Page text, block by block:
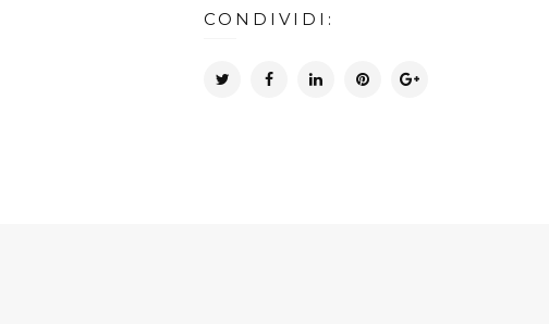
CONDIVIDI: